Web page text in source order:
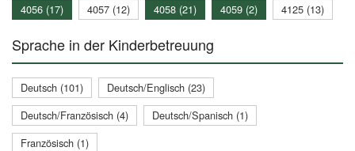
4056 (17)
4057 (12) 4058 (21) 4059 (2) 4125 (13)
Sprache in der Kinderbetreuung
Deutsch (101)
Deutsch/Englisch (23)
Deutsch/Französisch (4)
Deutsch/Spanisch (1)
Französisch (1)